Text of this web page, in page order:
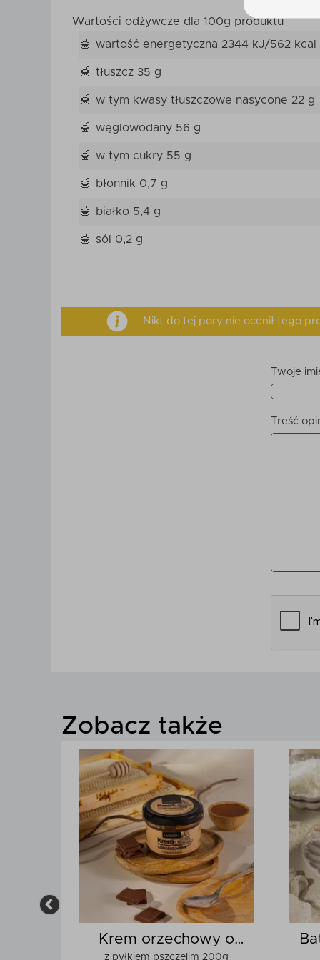
Wartości odżywcze dla 100g produktu
wartość energetyczna 2344 kJ/562 kcal
tłuszcz 35 g
w tym kwasy tłuszczowe nasycone 22 g
węglowodany 56 g
w tym cukry 55 g
błonnik 0,7 g
białko 5,4 g
sól 0,2 g
Nikt do tej pory nie ocenił tego
Twoje
Treść
Zobacz także
Krem orzechowy o
z pyłkiem pszczelim 200g